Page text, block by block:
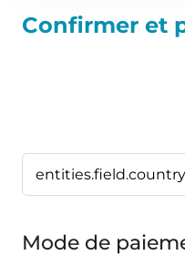
Confirmer et
Mode de